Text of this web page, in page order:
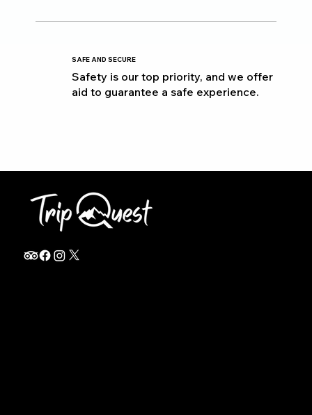
SAFE AND SECURE
Safety is our top priority, and we offer
aid to guarantee a safe experience.